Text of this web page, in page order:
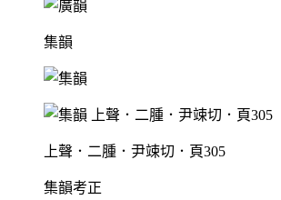
集韻
上聲．二腫．尹竦切．頁305
集韻考正